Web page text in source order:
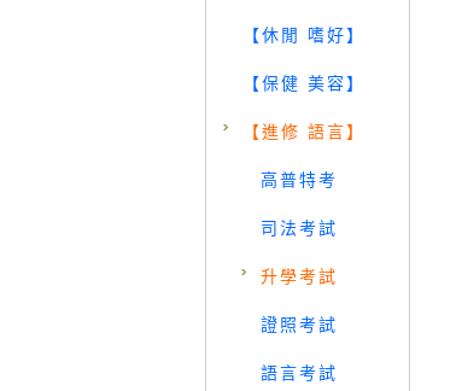
【休閒 嗜好】
【保健 美容】
【進修 語言】
高普特考
司法考試
升學考試
證照考試
語言考試